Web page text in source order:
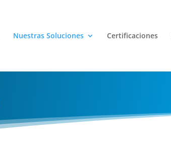
Nuestras Soluciones Certificaciones